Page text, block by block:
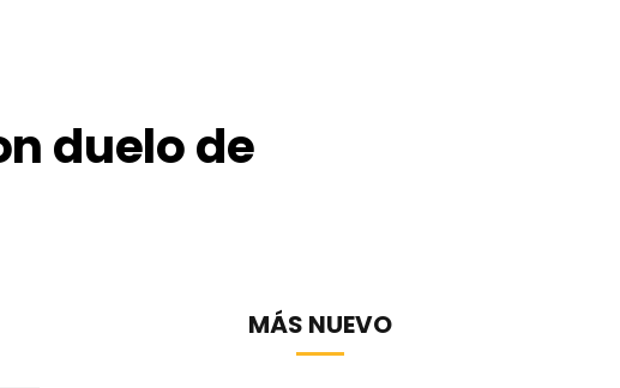
duelo de
MÁS NUEVO